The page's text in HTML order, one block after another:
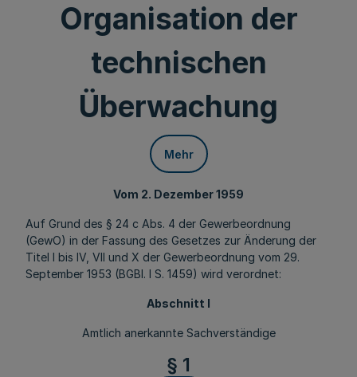
Organisation der
technischen
Überwachung
Mehr
Vom 2. Dezember 1959
Auf Grund des § 24 c Abs. 4 der Gewerbeordnung
(GewO) in der Fassung des Gesetzes zur Änderung der
Titel I bis IV, VII und X der Gewerbeordnung vom 29.
September 1953 (BGBl. I S. 1459) wird verordnet:
Abschnitt I
Amtlich anerkannte Sachverständige
§ 1